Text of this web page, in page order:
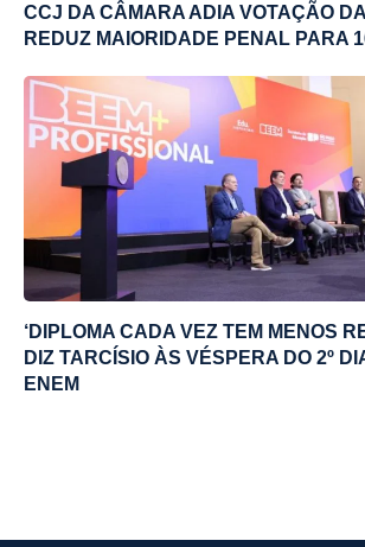
CCJ DA CÂMARA ADIA VOTAÇÃO
REDUZ MAIORIDADE PENAL PARA
‘DIPLOMA CADA VEZ TEM MENOS
DIZ TARCÍSIO ÀS VÉSPERA DO 2º
ENEM